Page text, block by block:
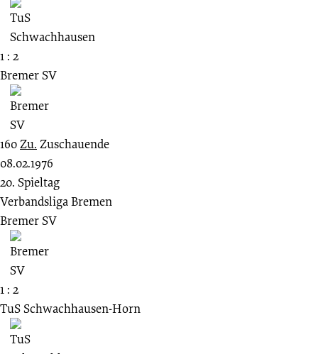
1 : 2
Bremer SV
160Zu. Zuschauende
08.02.1976
20. Spieltag
Verbandsliga Bremen
Bremer SV
1 : 2
TuS Schwachhausen-Horn